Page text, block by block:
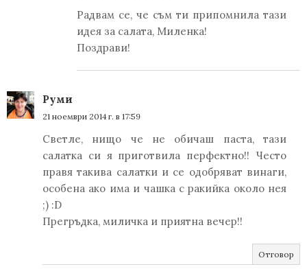
Радвам се, че съм ти припомнила тази
идея за салата, Миленка!
Поздрави!
Руми
21 ноември 2014 г. в 17:59
Светле, нищо че не обичаш паста, тази
салатка си я приготвила перфектно!! Често
правя такива салатки и се одобряват винаги,
особена ако има и чашка с ракийка около нея
;) :D
Прегръдка, миличка и приятна вечер!!
Отговор